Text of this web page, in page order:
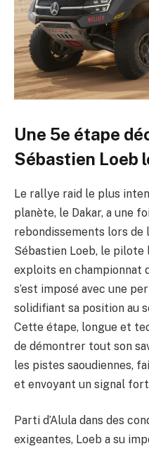
Une 5e étape
Sébastien Loeb
Le rallye raid le plus
planète, le Dakar, a une
rebondissements lors de
Sébastien Loeb, le pilote
exploits en championnat
s’est imposé avec une
solidifiant sa position au
Cette étape, longue et
de démontrer tout son
les pistes saoudiennes,
et envoyant un signal fort
Parti d’Alula dans des
exigeantes, Loeb a su